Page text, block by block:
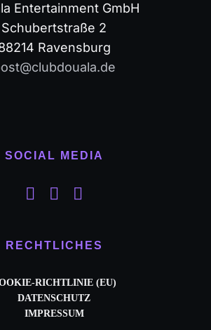
SOCIAL MEDIA
Entertainment GmbH
Schubertstraße 2
Ravensburg
RECHTLICHES
RICHTLINIE (EU)
DATENSCHUTZ
IMPRESSUM